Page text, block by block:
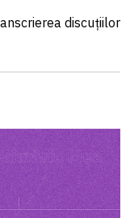
discuțiilor